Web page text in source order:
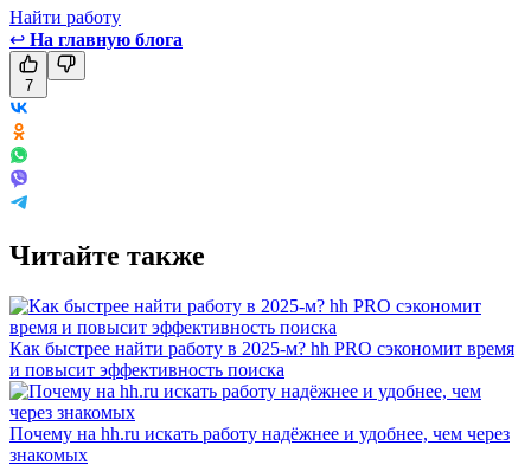
Найти работу
↩ На главную блога
7
Читайте также
Как быстрее найти работу в 2025-м? hh PRO сэкономит время
и повысит эффективность поиска
Почему на hh.ru искать работу надёжнее и удобнее, чем через
знакомых